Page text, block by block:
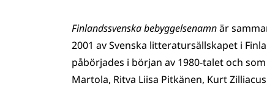
Finlandssvenska bebyggelsenamnär
2001 av Svenska litteratursällskapet i
påbörjades i början av 1980-talet och
Martola, Ritva Liisa Pitkänen, Kurt